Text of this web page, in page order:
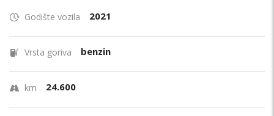
Godište vozila 2021
Vrsta goriva benzin
km 24.600